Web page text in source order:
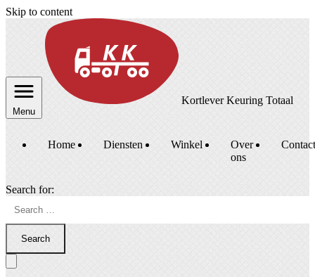
Skip to content
Menu
Kortlever Keuring Totaal
Home Diensten Winkel
Over
ons
Contact
Search for:
Search